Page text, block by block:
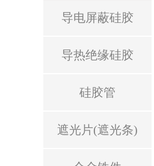
导电屏蔽硅胶
导热绝缘硅胶
硅胶管
遮光片(遮光条)